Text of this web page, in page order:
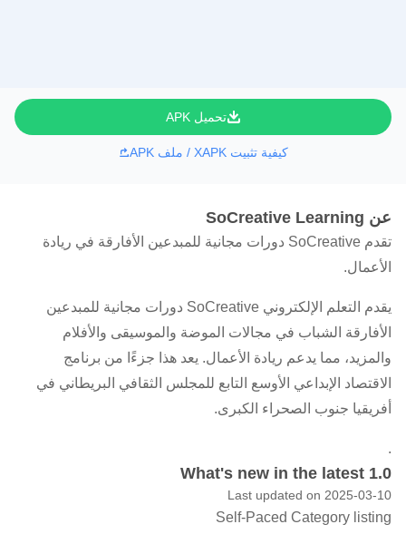
تحميل APK
كيفية تثبيت XAPK / ملف APK
عن SoCreative Learning
تقدم SoCreative دورات مجانية للمبدعين الأفارقة في ريادة
الأعمال.
يقدم التعلم الإلكتروني SoCreative دورات مجانية للمبدعين
الأفارقة الشباب في مجالات الموضة والموسيقى والأفلام
والمزيد، مما يدعم ريادة الأعمال. يعد هذا جزءًا من برنامج
الاقتصاد الإبداعي الأوسع التابع للمجلس الثقافي البريطاني في
أفريقيا جنوب الصحراء الكبرى.
.
What's new in the latest 1.0
Last updated on 2025-03-10
Self-Paced Category listing